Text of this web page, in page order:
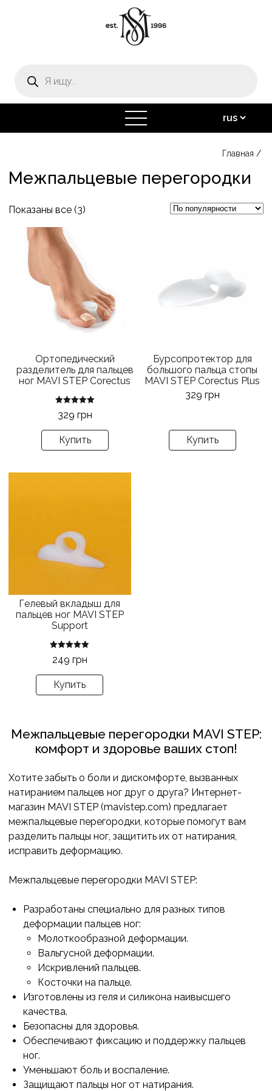
товаров
открыть
меню
/
Главная
Межпальцевые перегородки
Показаны все (3)
Ортопедический
разделитель для пальцев
ног MAVI STEP Corectus
5.00
329 грн
Купить
Этот
товар
имеет
несколько
вариаций.
странице
товара.
Бурсопротектор для
большого пальца стопы
MAVI STEP Corectus Plus
329 грн
Купить
Гелевый вкладыш для
пальцев ног MAVI STEP
Support
5.00
249 грн
Купить
Опции
на
странице
Межпальцевые перегородки MAVI STEP:
комфорт и здоровье ваших стоп!
Хотите забыть о боли и дискомфорте, вызванных
натиранием пальцев ног друг о друга? Интернет-
магазин MAVI STEP (mavistep.com) предлагает
межпальцевые перегородки, которые помогут вам
разделить пальцы ног, защитить их от натирания,
исправить деформацию.
Межпальцевые перегородки MAVI STEP:
Разработаны специально для разных типов
деформации пальцев ног:
Молоткообразной деформации.
Вальгусной деформации.
Искривлений пальцев.
Косточки на пальце.
Изготовлены из геля и силикона наивысшего
качества.
Безопасны для здоровья.
Обеспечивают фиксацию и поддержку пальцев
ног.
Уменьшают боль и воспаление.
Защищают пальцы ног от натирания.